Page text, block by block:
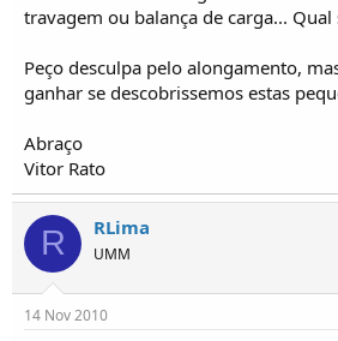
travagem ou balança de carga... Qual
Peço desculpa pelo alongamento,
ganhar se descobrissemos estas
Abraço
Vitor Rato
R RLima
UMM
14 Nov 2010